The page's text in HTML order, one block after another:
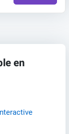
en